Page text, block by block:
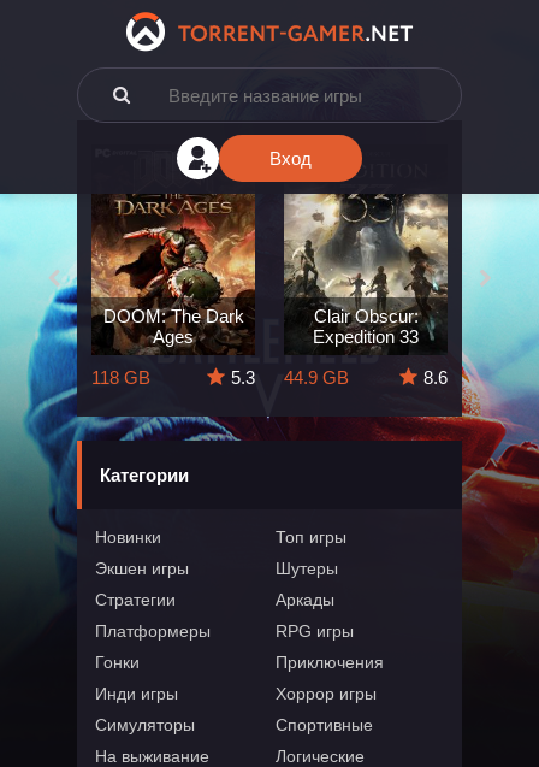
Вход
The
5.7
DOOM: The Dark
Ages
118 GB
5.3
Clair Obscur:
Expedition 33
44.9 GB
8.6
164 GB
Категории
Новинки
Топ игры
Экшен игры
Шутеры
Стратегии
Аркады
Платформеры
RPG игры
Гонки
Приключения
Инди игры
Хоррор игры
Симуляторы
Спортивные
На выживание
Логические